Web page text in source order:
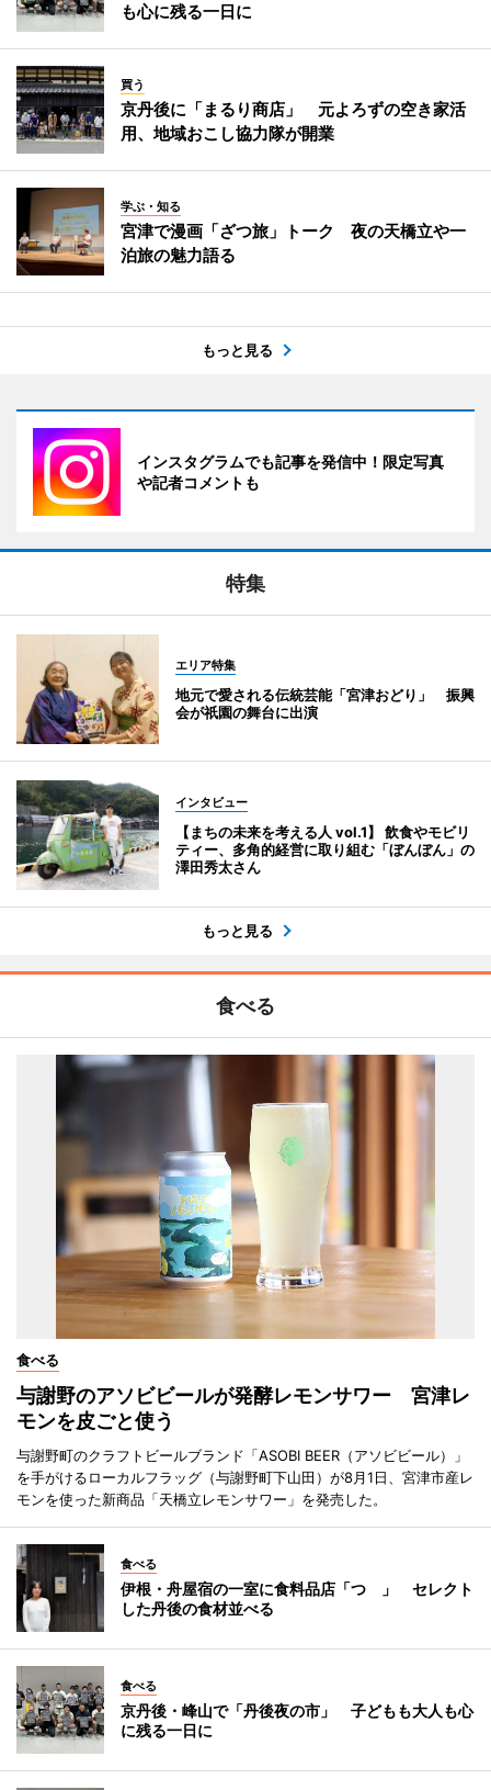
も心に残る一日に
買う
京丹後に「まるり商店」 元よろずの空き家活
用、地域おこし協力隊が開業
学ぶ・知る
宮津で漫画「ざつ旅」トーク 夜の天橋立や一
泊旅の魅力語る
もっと見る
インスタグラムでも記事を発信中！限定写真
や記者コメントも
特集
エリア特集
地元で愛される伝統芸能「宮津おどり」 振興
会が祇園の舞台に出演
インタビュー
【まちの未来を考える人 vol.1】 飲食やモビリ
ティー、多角的経営に取り組む「ぼんぼん」の
澤田秀太さん
もっと見る
食べる
食べる
与謝野のアソビビールが発酵レモンサワー 宮津レ
モンを皮ごと使う
与謝野町のクラフトビールブランド「ASOBI BEER（アソビビール）」
を手がけるローカルフラッグ（与謝野町下山田）が8月1日、宮津市産レ
モンを使った新商品「天橋立レモンサワー」を発売した。
食べる
伊根・舟屋宿の一室に食料品店「つゝ」 セレクト
した丹後の食材並べる
食べる
京丹後・峰山で「丹後夜の市」 子どもも大人も心
に残る一日に